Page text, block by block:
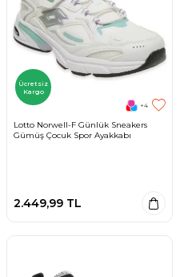
Ücretsiz
Kargo
+4
Lotto Norwell-F Günlük Sneakers
Gümüş Çocuk Spor Ayakkabı
2.449,99 TL